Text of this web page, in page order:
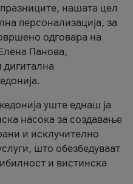
нашата цел
персонализација, за
одговара на
Панова,
дигитална
уште еднаш ја
насока за создавање
и исклучително
што обезбедуваат
и вистинска